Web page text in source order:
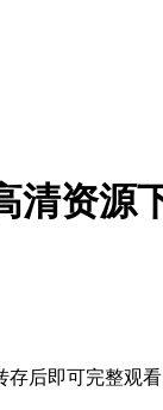
清资源
存后即可完整观